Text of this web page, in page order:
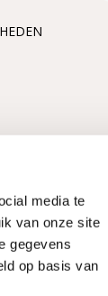
media te
van onze site
gegevens
op basis van